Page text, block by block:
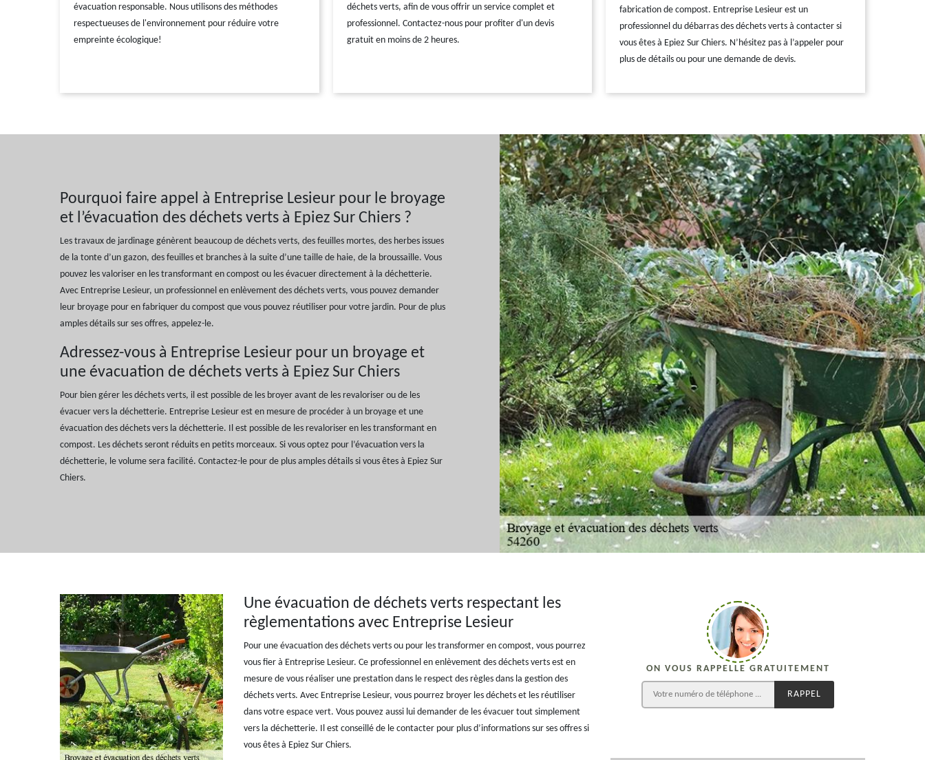
évacuation responsable. Nous utilisons des méthodes
respectueuses de l'environnement pour réduire votre
empreinte écologique!
déchets verts, afin de vous offrir un service complet et
professionnel. Contactez-nous pour profiter d'un devis
gratuit en moins de 2 heures.
fabrication de compost. Entreprise Lesieur est un
professionnel du débarras des déchets verts à contacter si
vous êtes à Epiez Sur Chiers. N’hésitez pas à l’appeler pour
plus de détails ou pour une demande de devis.
Pourquoi faire appel à Entreprise Lesieur pour le broyage
et l’évacuation des déchets verts à Epiez Sur Chiers ?
Les travaux de jardinage génèrent beaucoup de déchets verts, des feuilles mortes, des herbes issues
de la tonte d’un gazon, des feuilles et branches à la suite d’une taille de haie, de la broussaille. Vous
pouvez les valoriser en les transformant en compost ou les évacuer directement à la déchetterie.
Avec Entreprise Lesieur, un professionnel en enlèvement des déchets verts, vous pouvez demander
leur broyage pour en fabriquer du compost que vous pouvez réutiliser pour votre jardin. Pour de plus
amples détails sur ses offres, appelez-le.
Adressez-vous à Entreprise Lesieur pour un broyage et
une évacuation de déchets verts à Epiez Sur Chiers
Pour bien gérer les déchets verts, il est possible de les broyer avant de les revaloriser ou de les
évacuer vers la déchetterie. Entreprise Lesieur est en mesure de procéder à un broyage et une
évacuation des déchets vers la déchetterie. Il est possible de les revaloriser en les transformant en
compost. Les déchets seront réduits en petits morceaux. Si vous optez pour l’évacuation vers la
déchetterie, le volume sera facilité. Contactez-le pour de plus amples détails si vous êtes à Epiez Sur
Chiers.
Une évacuation de déchets verts respectant les
règlementations avec Entreprise Lesieur
Pour une évacuation des déchets verts ou pour les transformer en compost, vous pourrez
vous fier à Entreprise Lesieur. Ce professionnel en enlèvement des déchets verts est en
mesure de vous réaliser une prestation dans le respect des règles dans la gestion des
déchets verts. Avec Entreprise Lesieur, vous pourrez broyer les déchets et les réutiliser
dans votre espace vert. Vous pouvez aussi lui demander de les évacuer tout simplement
vers la déchetterie. Il est conseillé de le contacter pour plus d’informations sur ses offres si
vous êtes à Epiez Sur Chiers.
ON VOUS RAPPELLE GRATUITEMENT